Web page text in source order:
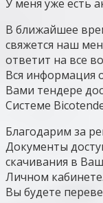
У меня уже есть
В ближайшее
свяжется наш
ответит на все
Вся информация
Вами тендере
Системе
Благодарим за
Документы
скачивания в
Личном кабинете.
Вы будете